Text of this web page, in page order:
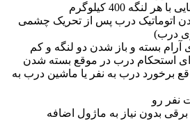
400 کیلوگرم
اتوماتیک درب پس از تحریک چشمی
درب)
آرام بسته و باز شدن دو لنگه و کم
استحکام درب در موقع بسته شدن
برخورد درب به نفر یا ماشین درب به
نفر رو
بدون نیاز به ماژول اضافه